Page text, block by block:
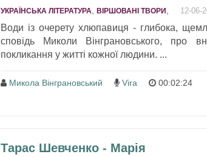
УКРАЇНСЬКА ЛІТЕРАТУРА, ВІРШОВАНІ ТВОРИ , 12-06-
Води із очерету хлюпавиця - глибока,
сповідь Миколи Вінграновського, про
покликання у житті кожної людини. ...
Микола Вінграновський Vira 00:02:24
Тарас Шевченко - Марія